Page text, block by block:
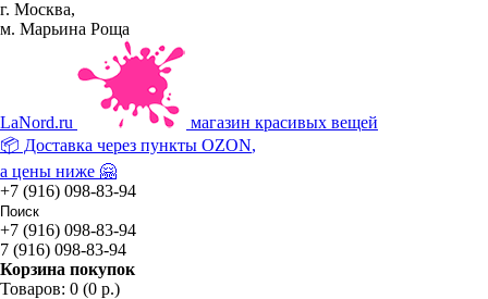
г. Москва,
м. Марьина Роща
LaNord.ru
магазин красивых вещей
📦 Доставка через пункты OZON,
а цены ниже 🤗
+7 (916) 098-83-94
+7 (916) 098-83-94
7 (916) 098-83-94
Корзина покупок
Товаров: 0 (0 р.)